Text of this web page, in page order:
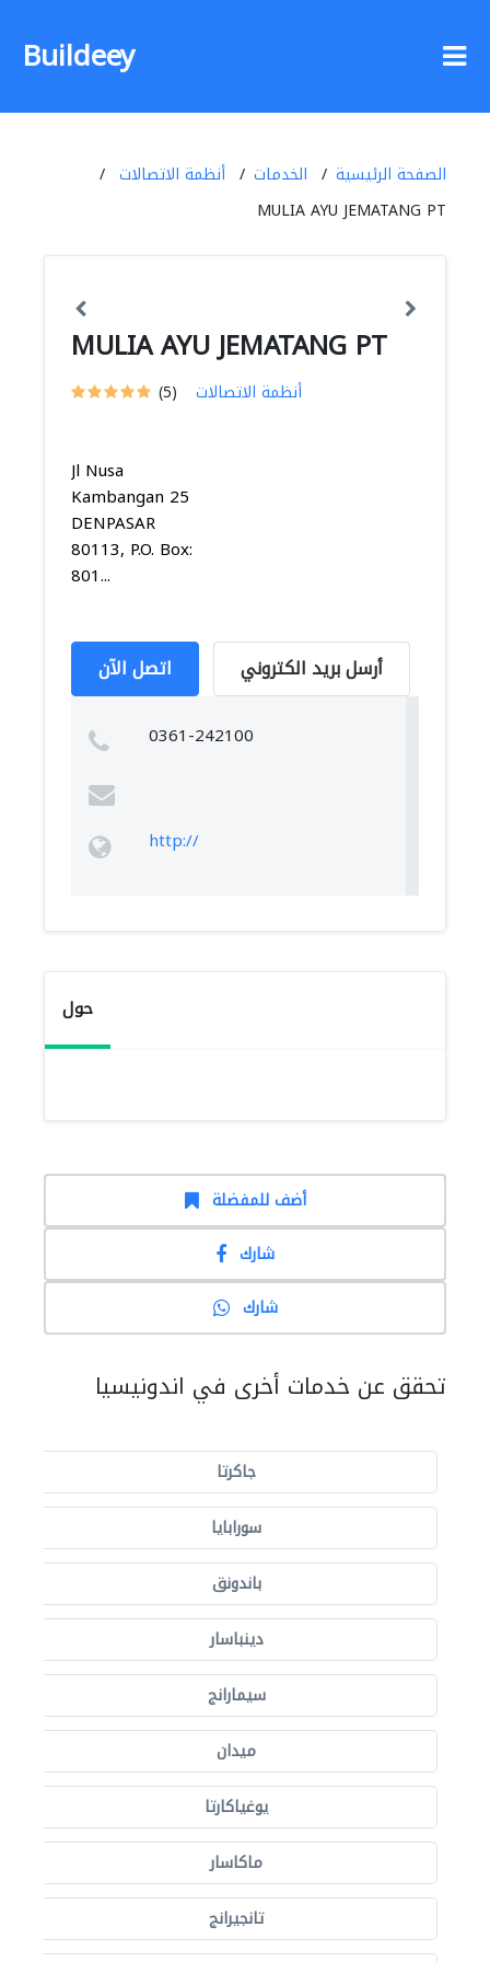
Buildeey
الصفحة الرئيسية الخدمات
أنظمة الاتصالات
MULIA AYU JEMATANG PT
MULIA AYU JEMATANG PT
(5) أنظمة الاتصالات
Jl Nusa
Kambangan 25
DENPASAR
80113, P.O. Box:
801...
اتصل الآن أرسل بريد الكتروني
0361-242100
http://
حول
أضف للمفضلة
شارك
شارك
تحقق عن خدمات أخرى في اندونيسيا
جاكرتا
سورابايا
باندونق
دينباسار
سيمارانج
ميدان
يوغياكارتا
ماكاسار
تانجيرانج